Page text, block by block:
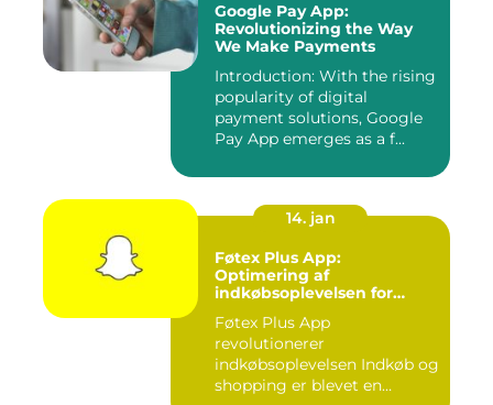
Google Pay App:
Revolutionizing the Way
We Make Payments
Introduction: With the rising
popularity of digital
payment solutions, Google
Pay App emerges as a f...
14. jan
Føtex Plus App:
Optimering af
indkøbsoplevelsen for
Føtex Plus App
revolutionerer
indkøbsoplevelsen Indkøb og
shopping er blevet en